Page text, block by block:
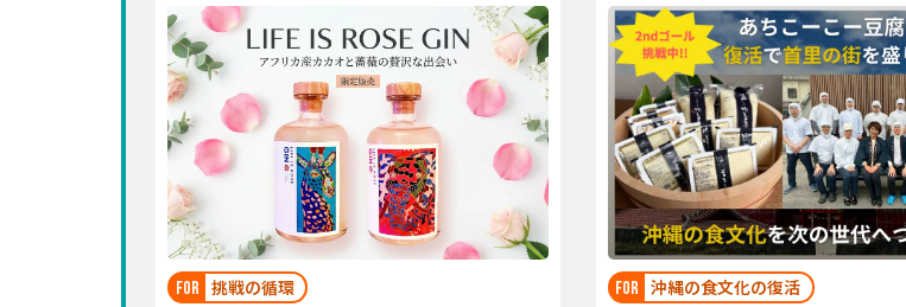
FOR 挑戦の循環 FOR 沖縄の食文化の復活